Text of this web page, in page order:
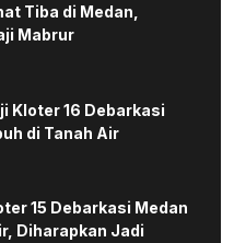
Tiba di Medan,
Mabrur
Kloter 16 Debarkasi
di Tanah Air
15 Debarkasi Medan
Diharapkan Jadi